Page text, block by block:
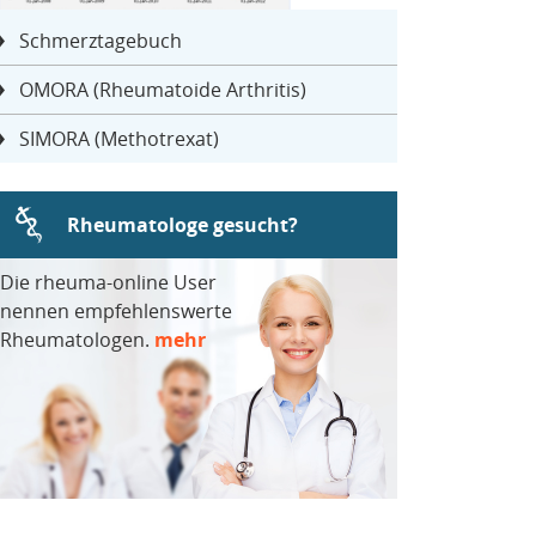
Schmerztagebuch
OMORA (Rheumatoide Arthritis)
SIMORA (Methotrexat)
Rheumatologe gesucht?
Die rheuma-online User
nennen empfehlenswerte
Rheumatologen. mehr